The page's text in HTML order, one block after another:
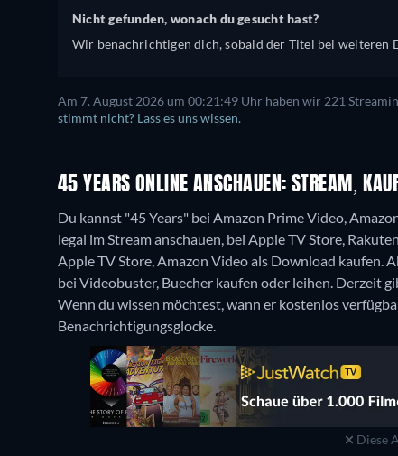
Nicht gefunden, wonach du gesucht hast?
Wir benachrichtigen dich, sobald der Titel bei weiteren
Am 7. August 2026 um 00:21:49 Uhr haben wir 221
stimmt nicht? Lass es uns wissen.
45 YEARS ONLINE ANSCHAUEN: STREAM,
Du kannst "45 Years" bei Amazon Prime Video,
legal im Stream anschauen, bei Apple TV Store,
Apple TV Store, Amazon Video als Download kaufen.
bei Videobuster, Buecher kaufen oder leihen. Derzeit
Wenn du wissen möchtest, wann er kostenlos
Benachrichtigungsglocke.
Diese